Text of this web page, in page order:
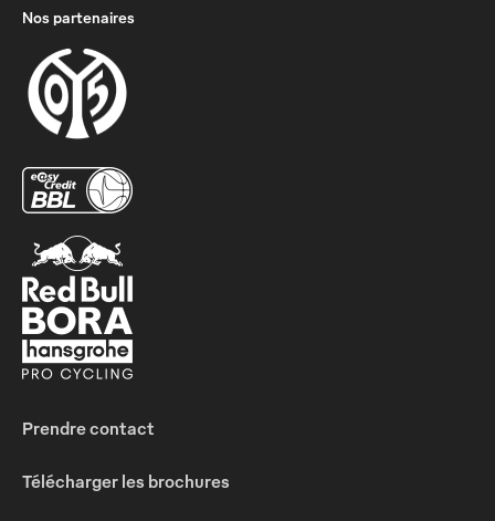
Nos partenaires
Prendre contact
Télécharger les brochures